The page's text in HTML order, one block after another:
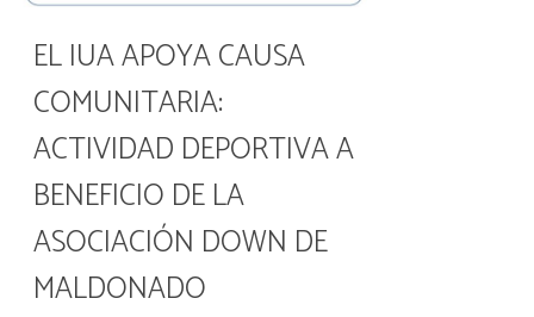
EL IUA APOYA CAUSA
COMUNITARIA:
ACTIVIDAD DEPORTIVA A
BENEFICIO DE LA
ASOCIACIÓN DOWN DE
MALDONADO